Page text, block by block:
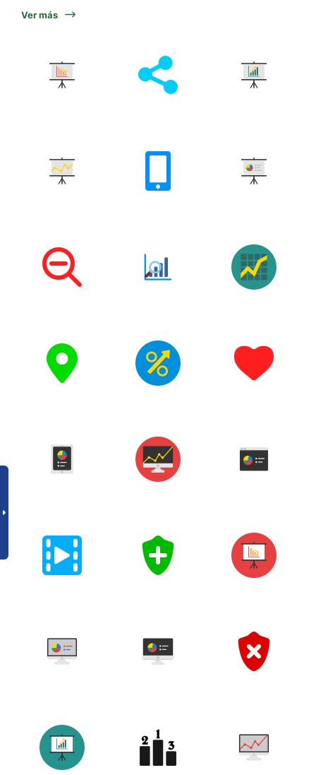
Ver más